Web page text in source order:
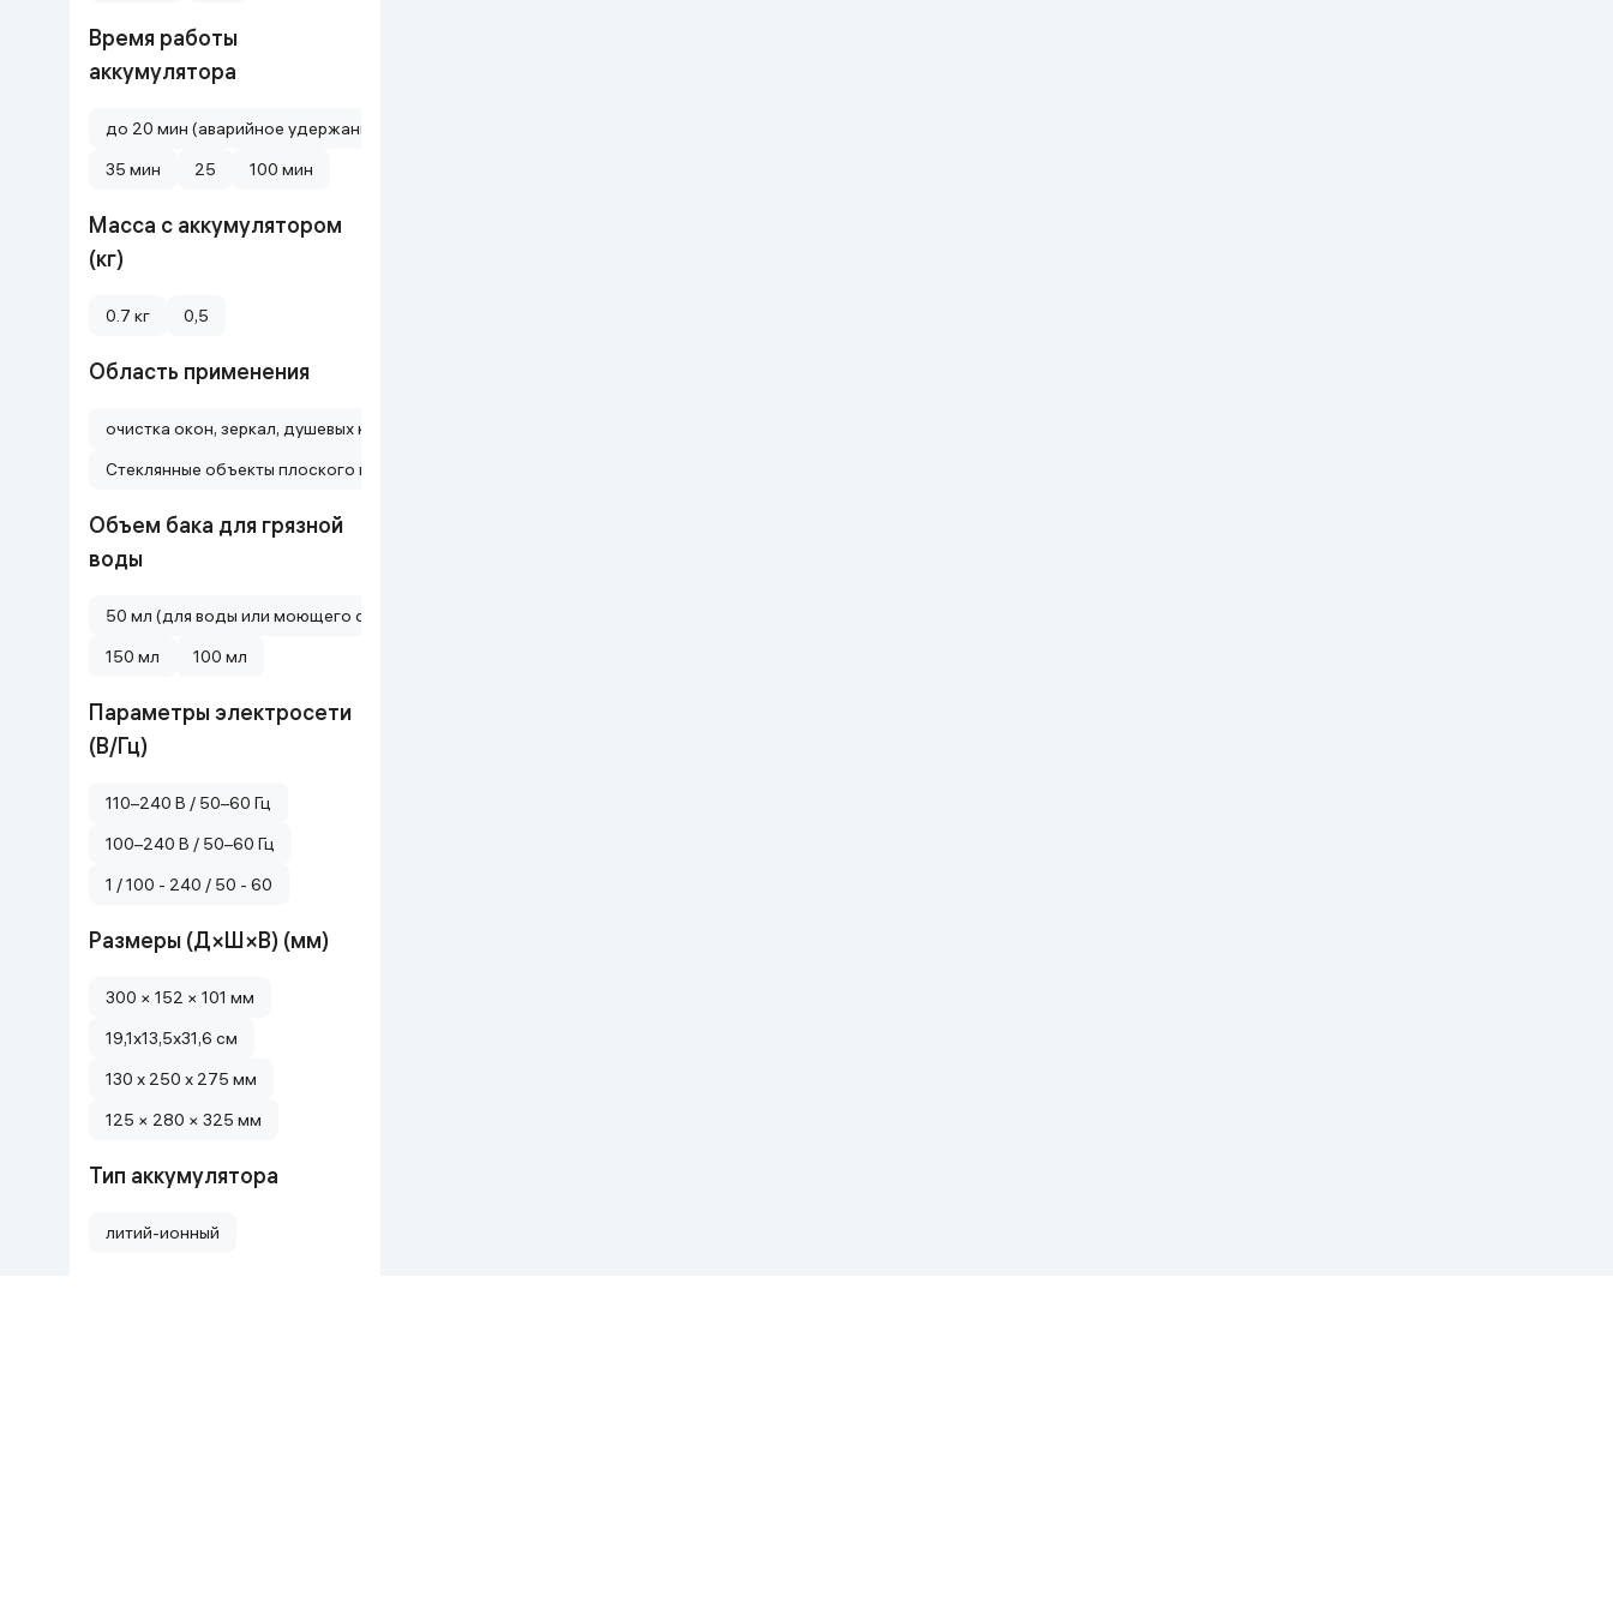
Дом и сад
Бытовая химия
Книги
Время работы
аккумулятора
до 20 мин (аварийное удержание)
35 мин
25 100 мин
Масса с аккумулятором
(кг)
0.7 кг 0,5
Область применения
очистка окон, зеркал, душевых кабин, кафеля и гладких поверхностей
Стеклянные объекты плоского вида
Объем бака для грязной
воды
50 мл (для воды или моющего средства)
150 мл
100 мл
Параметры электросети
(В/Гц)
110–240 В / 50–60 Гц
100–240 В / 50–60 Гц
1 / 100 - 240 / 50 - 60
Размеры (Д×Ш×В) (мм)
300 × 152 × 101 мм
19,1x13,5x31,6 см
130 x 250 x 275 мм
125 × 280 × 325 мм
Тип аккумулятора
литий-ионный